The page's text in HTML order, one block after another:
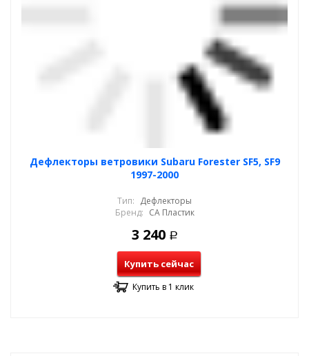
Дефлекторы ветровики Subaru Forester SF5, SF9
1997-2000
Тип: Дефлекторы
Бренд: СА Пластик
3 240 Р
Купить сейчас
Купить в 1 клик